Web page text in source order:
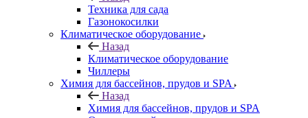
Техника для сада
Газонокосилки
Климатическое оборудование
Назад
Климатическое оборудование
Чиллеры
Химия для бассейнов, прудов и SPA
Назад
Химия для бассейнов, прудов и SPA